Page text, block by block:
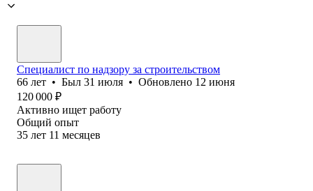
Специалист по надзору за строительством
66 лет • Был 31 июля • Обновлено 12 июня
120 000 ₽
Активно ищет работу
Общий опыт
35 лет 11 месяцев